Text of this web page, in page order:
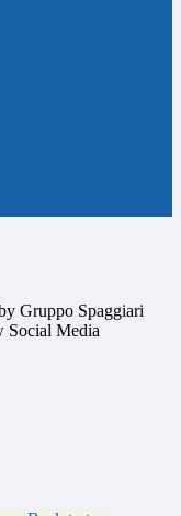
Gruppo Spaggiari
Social Media